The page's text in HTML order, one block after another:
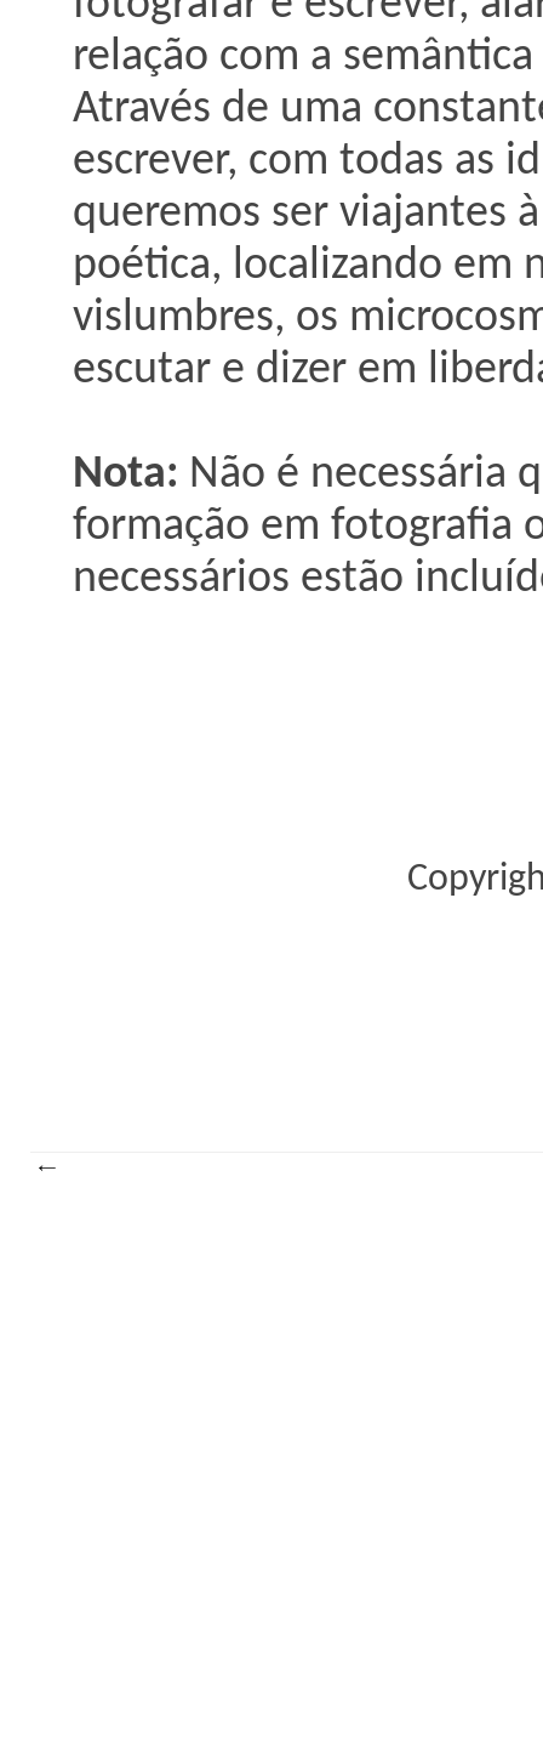
relação com a
Através de uma
escrever, com todas as
queremos ser viajantes
poética, localizando em
vislumbres, os
escutar e dizer em
Nota: Não é necessária
formação em fotografia
necessários estão